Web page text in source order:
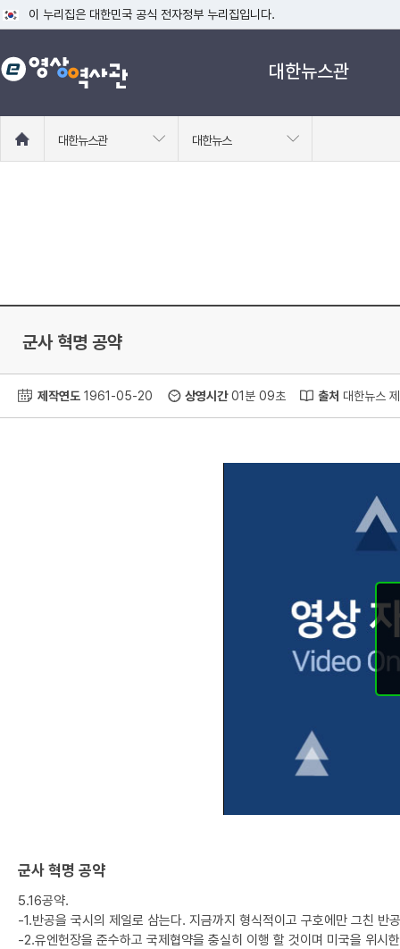
이 누리집은 대한민국 공식 전자정부 누리집입니다.
공식 누리집 주소 확인하기
go.kr 주소를 사용하는 누리집은 대한민국 정부기관이 관리하는 누리집입니
대한뉴스관
로
대한뉴스관 대한뉴스
군사 혁명 공약
제작연도 1961-05-20 상영시간01분 09초 출처 대한뉴스
군사 혁명 공약
5.16공약.
-1.반공을 국시의 제일로 삼는다. 지금까지 형식적이고 구호에만 그친 반
-2.유엔헌장을 준수하고 국제협약을 충실히 이행 할 것이며 미국을 위시